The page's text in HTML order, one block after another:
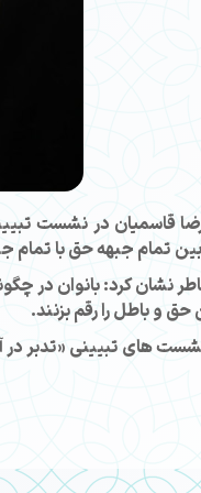
قاسمیان در نشست
تمام جبهه حق با تمام
نشان کرد: بانوان در
و باطل را رقم بزنند.
های تبیینی «تدبر در